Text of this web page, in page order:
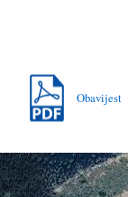
Obavijest